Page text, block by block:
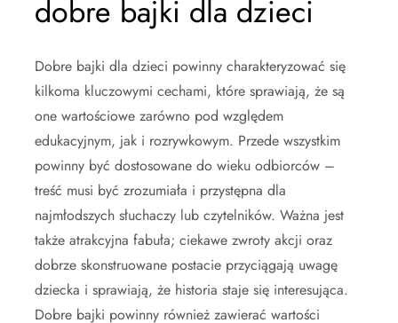
dobre bajki dla dzieci
Dobre bajki dla dzieci powinny charakteryzować się
kilkoma kluczowymi cechami, które sprawiają, że są
one wartościowe zarówno pod względem
edukacyjnym, jak i rozrywkowym. Przede wszystkim
powinny być dostosowane do wieku odbiorców –
treść musi być zrozumiała i przystępna dla
najmłodszych słuchaczy lub czytelników. Ważna jest
także atrakcyjna fabuła; ciekawe zwroty akcji oraz
dobrze skonstruowane postacie przyciągają uwagę
dziecka i sprawiają, że historia staje się interesująca.
Dobre bajki powinny również zawierać wartości